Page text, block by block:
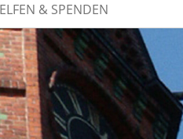
& SPENDEN